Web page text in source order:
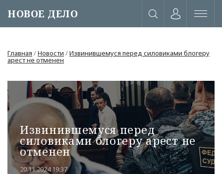
НОВОЕ ДЕЛО
Главная /Новости /Извинившемуся перед силовиками блогеру
арест не отменен
Извинившемуся перед
силовиками блогеру арест не
отменен
20.11.2024 19:37